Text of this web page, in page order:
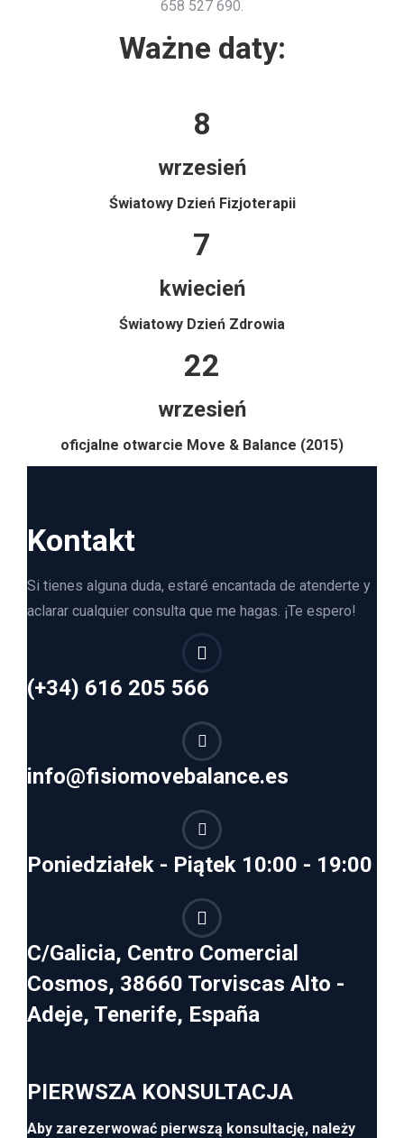
658 527 690.
Ważne daty:
8
wrzesień
Światowy Dzień Fizjoterapii
7
kwiecień
Światowy Dzień Zdrowia
22
wrzesień
oficjalne otwarcie Move & Balance (2015)
Kontakt
Si tienes alguna duda, estaré encantada de atenderte y
aclarar cualquier consulta que me hagas. ¡Te espero!
(+34) 616 205 566
info@fisiomovebalance.es
Poniedziałek - Piątek 10:00 - 19:00
C/Galicia, Centro Comercial
Cosmos, 38660 Torviscas Alto -
Adeje, Tenerife, España
PIERWSZA KONSULTACJA
Aby zarezerwować pierwszą konsultację, należy